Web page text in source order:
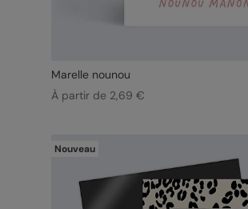
Marelle nounou
À partir de 2,69 €
Nouveau